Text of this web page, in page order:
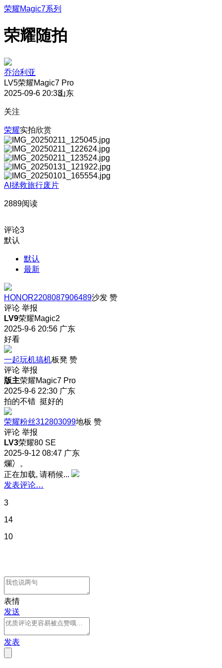
荣耀Magic7系列
荣耀随拍
乔治利亚
LV5荣耀Magic7 Pro
2025-09-6 20:33山东
关注
荣耀实拍欣赏
AI拯救旅行废片
2889阅读
评论3
默认
默认
最新
HONOR2208087906489沙发 赞
评论 举报
LV9荣耀Magic2
2025-9-6 20:56 广东
好看
一起玩机搞机板凳 赞
评论 举报
版主荣耀Magic7 Pro
2025-9-6 22:30 广东
拍的不错 挺好的
荣耀粉丝312803099地板 赞
评论 举报
LV3荣耀80 SE
2025-9-12 08:47 广东
爛冫。
正在加载, 请稍候...
发表评论…
3
14
10
表情
发送
发表